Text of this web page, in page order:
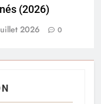
(2026)
2026 0